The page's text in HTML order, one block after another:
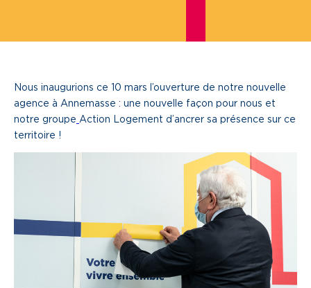
Vous êtes partenaire
Qui sommes-nous
Notre vision
Nous inaugurions ce 10 mars l’ouverture de notre nouvelle
agence à Annemasse : une nouvelle façon pour nous et
notre groupe Action Logement d’ancrer sa présence sur ce
territoire !